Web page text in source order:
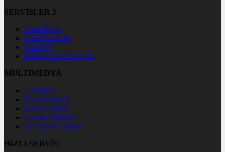
SERVİSLER 2
Canlı Borsa
Canlı Sonuçlar
Canlı TV
Futbol Canlı Sonuçlar
MULTİMEDYA
Gazeteler
Hava Durumu
Haber Gönder
Namaz Vakitleri
TV Yayın Akışları
HIZLI SERVİS